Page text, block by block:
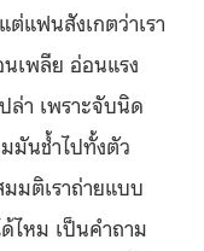
แฟนสังเกตว่าเรา
เพลีย อ่อนแรง
ล่า เพราะจับนิด
มันช้ำไปทั้งตัว
มติเราถ่ายแบบ
ไหม เป็นคำถาม